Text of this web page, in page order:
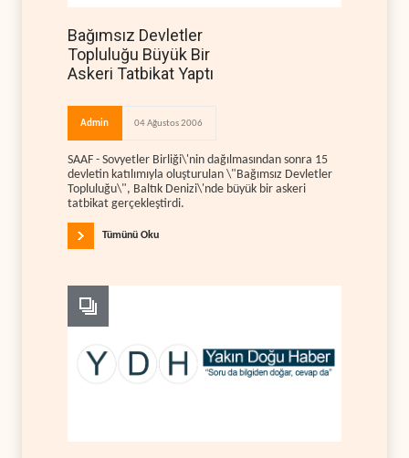
Bağımsız Devletler
Topluluğu Büyük Bir
Askeri Tatbikat Yaptı
Admin 04 Ağustos 2006
SAAF - Sovyetler Birliği\'nin dağılmasından sonra 15
devletin katılımıyla oluşturulan \"Bağımsız Devletler
Topluluğu\", Baltık Denizi\'nde büyük bir askeri
tatbikat gerçekleştirdi.
Tümünü Oku